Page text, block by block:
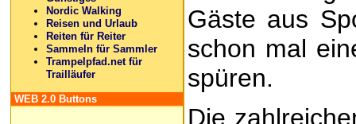
Nordic Walking
Reisen und Urlaub
Reiten für Reiter
Sammeln für Sammler
Trampelpfad.net für
Trailläufer
WEB 2.0 Buttons
Gäste aus
schon mal
spüren.
Die